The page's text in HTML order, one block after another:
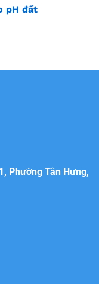
pH đất
Phường Tân Hưng,